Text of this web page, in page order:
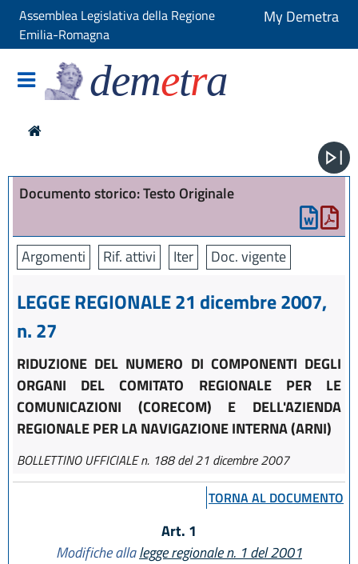
Assemblea Legislativa della Regione
Emilia-Romagna
My Demetra
demetra
Documento storico: Testo Originale
Argomenti Rif. attivi Iter Doc. vigente
LEGGE REGIONALE 21 dicembre 2007,
n. 27
RIDUZIONE DEL NUMERO DI COMPONENTI DEGLI
ORGANI DEL COMITATO REGIONALE PER LE
COMUNICAZIONI (CORECOM) E DELL'AZIENDA
REGIONALE PER LA NAVIGAZIONE INTERNA (ARNI)
BOLLETTINO UFFICIALE n. 188 del 21 dicembre 2007
TORNA AL DOCUMENTO
Art. 1
Modifiche allalegge regionale n. 1 del 2001